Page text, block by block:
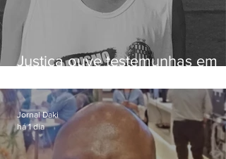
Justiça ouve testemunhas em
dívida de R$ 25
Jornal Daki
há 1 dia